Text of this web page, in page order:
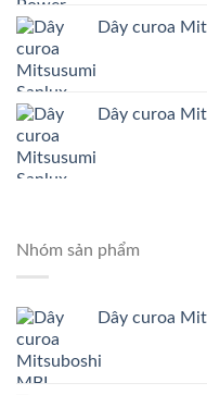
Dây curoa
Dây curoa
Nhóm sản phẩm
Dây curoa